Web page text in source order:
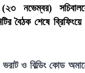
নভেম্বর)
বৈঠক শেষে
ও বিল্ডিং কোড